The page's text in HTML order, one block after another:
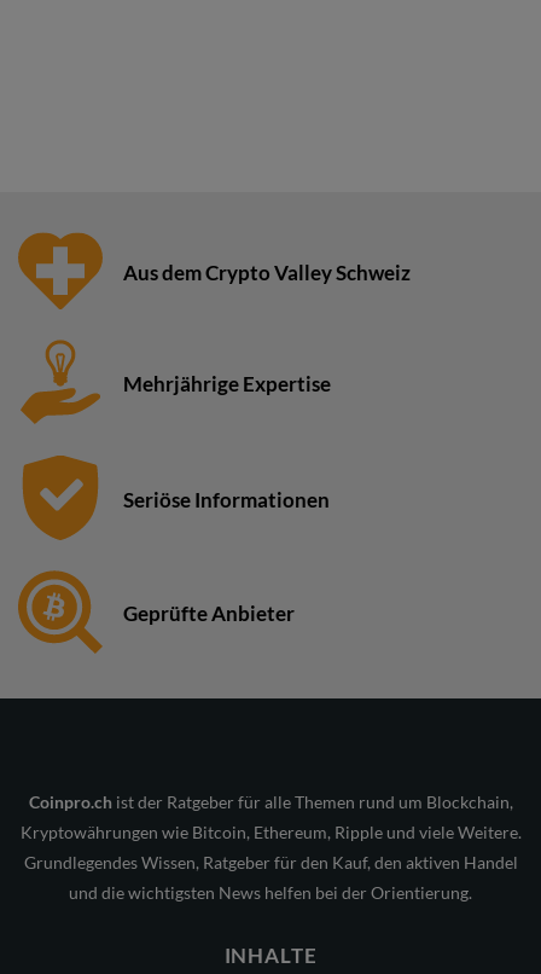
Aus dem Crypto Valley Schweiz
Mehrjährige Expertise
Seriöse Informationen
Geprüfte Anbieter
Coinpro.ch ist der Ratgeber für alle Themen rund um Blockchain,
Kryptowährungen wie Bitcoin, Ethereum, Ripple und viele Weitere.
Grundlegendes Wissen, Ratgeber für den Kauf, den aktiven Handel
und die wichtigsten News helfen bei der Orientierung.
INHALTE